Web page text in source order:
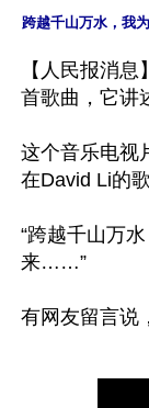
跨越千山万水，我
【人民报消
首歌曲，它讲
这个音乐电视
在David Li的
“跨越千山万
来……”